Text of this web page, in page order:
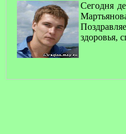
Сегодня
здоровья,